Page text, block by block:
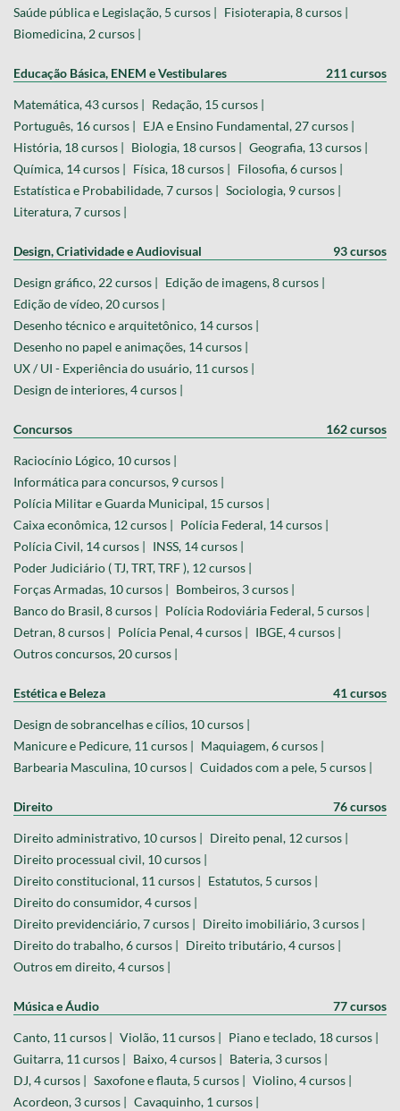
Saúde pública e Legislação, 5 cursos | Fisioterapia, 8 cursos |
Biomedicina, 2 cursos |
Educação Básica, ENEM e Vestibulares 211 cursos
Matemática, 43 cursos | Redação, 15 cursos |
Português, 16 cursos | EJA e Ensino Fundamental, 27 cursos |
História, 18 cursos | Biologia, 18 cursos | Geografia, 13 cursos |
Química, 14 cursos | Física, 18 cursos | Filosofia, 6 cursos |
Estatística e Probabilidade, 7 cursos | Sociologia, 9 cursos |
Literatura, 7 cursos |
Design, Criatividade e Audiovisual 93 cursos
Design gráfico, 22 cursos | Edição de imagens, 8 cursos |
Edição de vídeo, 20 cursos |
Desenho técnico e arquitetônico, 14 cursos |
Desenho no papel e animações, 14 cursos |
UX / UI - Experiência do usuário, 11 cursos |
Design de interiores, 4 cursos |
Concursos 162 cursos
Raciocínio Lógico, 10 cursos |
Informática para concursos, 9 cursos |
Polícia Militar e Guarda Municipal, 15 cursos |
Caixa econômica, 12 cursos | Polícia Federal, 14 cursos |
Polícia Civil, 14 cursos | INSS, 14 cursos |
Poder Judiciário ( TJ, TRT, TRF ), 12 cursos |
Forças Armadas, 10 cursos | Bombeiros, 3 cursos |
Banco do Brasil, 8 cursos | Polícia Rodoviária Federal, 5 cursos |
Detran, 8 cursos | Polícia Penal, 4 cursos | IBGE, 4 cursos |
Outros concursos, 20 cursos |
Estética e Beleza 41 cursos
Design de sobrancelhas e cílios, 10 cursos |
Manicure e Pedicure, 11 cursos | Maquiagem, 6 cursos |
Barbearia Masculina, 10 cursos | Cuidados com a pele, 5 cursos |
Direito 76 cursos
Direito administrativo, 10 cursos | Direito penal, 12 cursos |
Direito processual civil, 10 cursos |
Direito constitucional, 11 cursos | Estatutos, 5 cursos |
Direito do consumidor, 4 cursos |
Direito previdenciário, 7 cursos | Direito imobiliário, 3 cursos |
Direito do trabalho, 6 cursos | Direito tributário, 4 cursos |
Outros em direito, 4 cursos |
Música e Áudio 77 cursos
Canto, 11 cursos | Violão, 11 cursos | Piano e teclado, 18 cursos |
Guitarra, 11 cursos | Baixo, 4 cursos | Bateria, 3 cursos |
DJ, 4 cursos | Saxofone e flauta, 5 cursos | Violino, 4 cursos |
Acordeon, 3 cursos | Cavaquinho, 1 cursos |